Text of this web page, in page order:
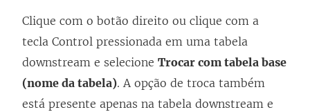
Clique com o botão direito ou clique com a
tecla Control pressionada em uma tabela
downstream e selecione Trocar com tabela base
(nome da tabela). A opção de troca também
está presente apenas na tabela downstream e